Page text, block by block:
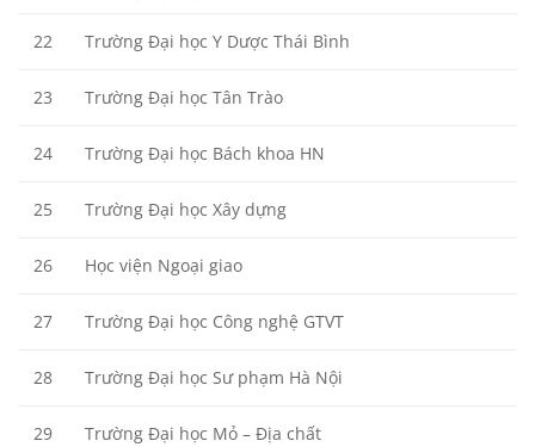
22 Trường Đại học Y Dược Thái Bình
23 Trường Đại học Tân Trào
24 Trường Đại học Bách khoa HN
25 Trường Đại học Xây dựng
26 Học viện Ngoại giao
27 Trường Đại học Công nghệ GTVT
28 Trường Đại học Sư phạm Hà Nội
29 Trường Đại học Mỏ – Địa chất